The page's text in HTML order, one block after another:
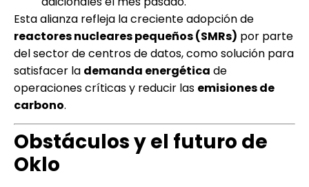
Esta alianza refleja la creciente adopción de
reactores nucleares pequeños (SMRs) por parte
del sector de centros de datos, como solución para
satisfacer la demanda energética de
operaciones críticas y reducir las emisiones de
carbono.
Obstáculos y el futuro de
Oklo